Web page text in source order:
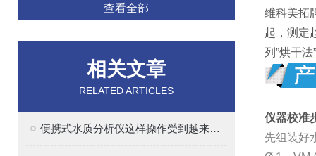
查看全部
相关文章
RELATED ARTICLES
便携式水质分析仪这样操作受到越来越多青睐
维科美拓
起，测定
列”烘干
仪器校准
先组装好